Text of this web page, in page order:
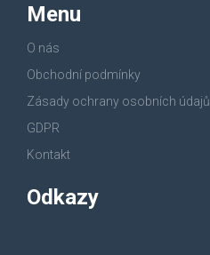
Menu
O nás
Obchodní podmínky
Zásady ochrany osobních údajů
GDPR
Kontakt
Odkazy